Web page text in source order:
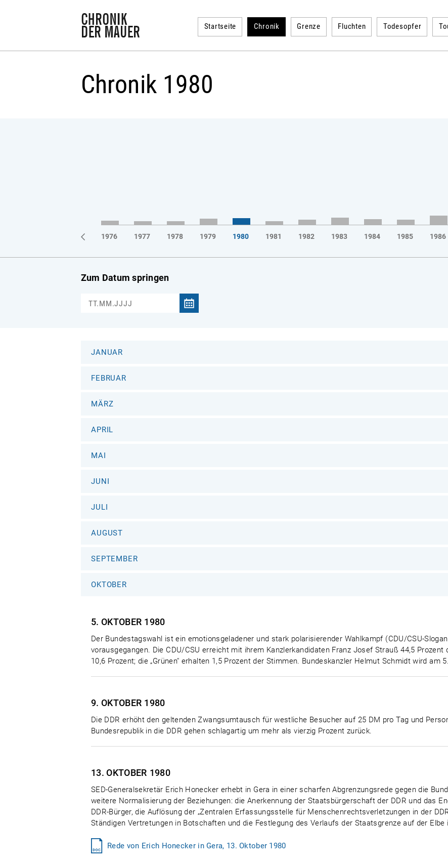
Startseite Chronik Grenze Fluchten Todesopfer
Chronik 1980
1975 1976 1977 1978 1979 1980 1981 1982 1983 1984 1985 1986
Zum Datum springen
JANUAR
FEBRUAR
MÄRZ
APRIL
MAI
JUNI
JULI
AUGUST
SEPTEMBER
OKTOBER
5. OKTOBER 1980
Der Bundestagswahl ist ein emotionsgeladener und stark polarisierender Wahlkampf (CDU/CSU-
vorausgegangen. Die CDU/CSU erreicht mit ihrem Kanzlerkandidaten Franz Josef Strauß 44,5 Prozent
10,6 Prozent; die „Grünen" erhalten 1,5 Prozent der Stimmen. Bundeskanzler Helmut Schmidt wird am
9. OKTOBER 1980
Die DDR erhöht den geltenden Zwangsumtausch für westliche Besucher auf 25 DM pro Tag und
Bundesrepublik in die DDR gehen schlagartig um mehr als vierzig Prozent zurück.
13. OKTOBER 1980
SED-Generalsekretär Erich Honecker erhebt in Gera in einer scharfen Abgrenzungsrede gegen die
weitere Normalisierung der Beziehungen: die Anerkennung der Staatsbürgerschaft der DDR und das
DDR-Bürger, die Auflösung der „Zentralen Erfassungsstelle für Menschenrechtsverletzungen in der
Ständigen Vertretungen in Botschaften und die Festlegung des Verlaufs der Staatsgrenze auf der
Rede von Erich Honecker in Gera, 13. Oktober 1980